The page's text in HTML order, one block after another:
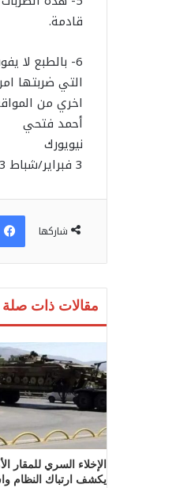
قادمة.
6- بالطبع لا
التي ضربتها
اخري من
أحمد فتحي
نيويورك
3 فبراير/شباط 2023
شاركها
مقالات ذات صلة
الإخلاء السري للمقار
يكشف ارتباك النظام